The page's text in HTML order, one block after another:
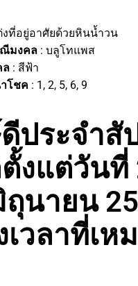
งที่อยู่อาศัยด้วยหินน้ำวน
มงคล : บลูโทแพส
ล : สีฟ้า
โชค : 1, 2, 5, 6, 9
ประจำสั
งแต่วันที่
ถุนายน
วลาที่เห